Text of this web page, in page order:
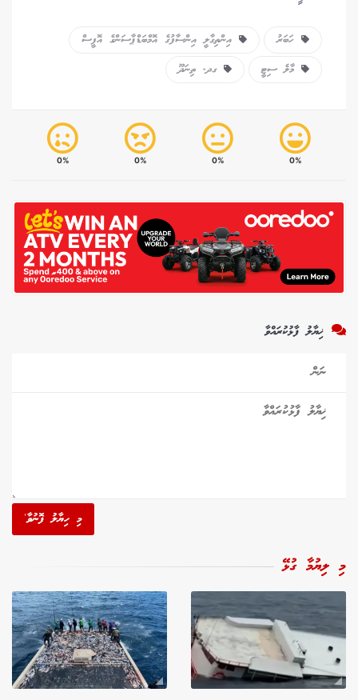
ހަބަރު
އިންތިގާލީ އިންސާފުގެ އޮމްބަޑްޕާސަންގެ އޮފީސް
މާލެ ސިޓީ
ގދ. ތިނަދޫ
0%
0%
0%
0%
ޚިޔާލު ފާޅުކުރައްވާ
މި ހިޔާލު ފޮނުވާ'
މި ލިޔުމާ ގުޅޭ